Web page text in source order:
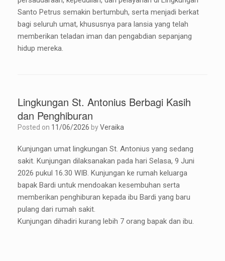
Santo Petrus semakin bertumbuh, serta menjadi berkat
bagi seluruh umat, khususnya para lansia yang telah
memberikan teladan iman dan pengabdian sepanjang
hidup mereka.
Lingkungan St. Antonius Berbagi Kasih
dan Penghiburan
Posted on 11/06/2026 byVeraika
Kunjungan umat lingkungan St. Antonius yang sedang
sakit. Kunjungan dilaksanakan pada hari Selasa, 9 Juni
2026 pukul 16.30 WIB. Kunjungan ke rumah keluarga
bapak Bardi untuk mendoakan kesembuhan serta
memberikan penghiburan kepada ibu Bardi yang baru
pulang dari rumah sakit.
Kunjungan dihadiri kurang lebih 7 orang bapak dan ibu.